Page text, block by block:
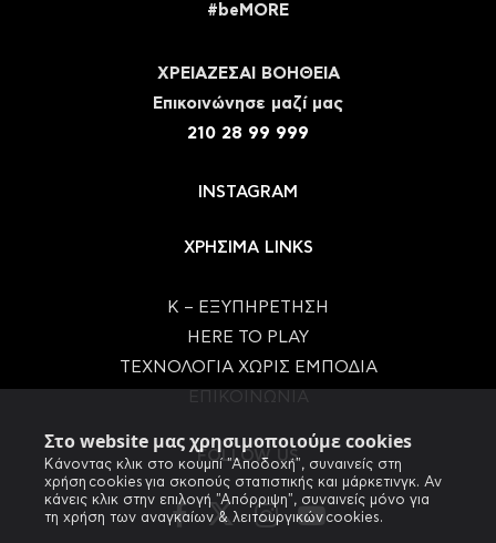
Στο website μας χρησιμοποιούμε cookies
Κάνοντας κλικ στο κουμπί "Αποδοχή", συναινείς στη
χρήση cookies για σκοπούς στατιστικής και μάρκετινγκ. Αν
κάνεις κλικ στην επιλογή "Απόρριψη", συναινείς μόνο για
τη χρήση των αναγκαίων & λειτουργικών cookies.
#beMORE
ΧΡΕΙΑΖΕΣΑΙ ΒΟΗΘΕΙΑ
Eπικοινώνησε μαζί μας
210 28 99 999
INSTAGRAM
ΧΡΗΣΙΜΑ LINKS
Κ – ΕΞΥΠΗΡΕΤΗΣΗ
HERE TO PLAY
ΤΕΧΝΟΛΟΓΙΑ ΧΩΡΙΣ ΕΜΠΟΔΙΑ
FOLLOW US